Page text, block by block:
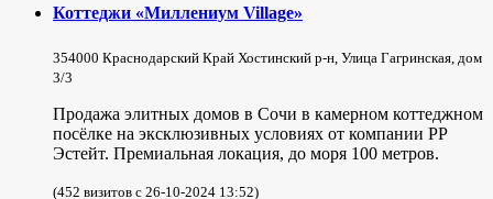
Коттеджи «Миллениум Village»
354000 Краснодарский Край Хостинский р-н, Улица Гагринская, дом
3/3
Продажа элитных домов в Сочи в камерном коттеджном
посёлке на эксклюзивных условиях от компании РР
Эстейт. Премиальная локация, до моря 100 метров.
(452 визитов с 26-10-2024 13:52)